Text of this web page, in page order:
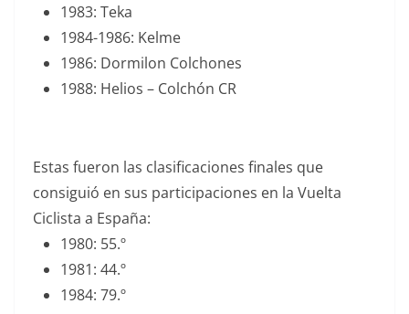
1983: Teka
1984-1986: Kelme
1986: Dormilon Colchones
1988: Helios – Colchón CR
Estas fueron las clasificaciones finales que
consiguió en sus participaciones en la Vuelta
Ciclista a España:
1980: 55.º
1981: 44.º
1984: 79.º